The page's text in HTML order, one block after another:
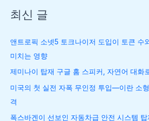
최신 글
앤트로픽 소넷5 토크나이저 도입이 토큰 수
미치는 영향
제미나이 탑재 구글 홈 스피커, 자연어 대화
미국의 첫 실전 자폭 무인정 투입—이란 소
격
폭스바겐이 선보인 자동차급 안전 시스템